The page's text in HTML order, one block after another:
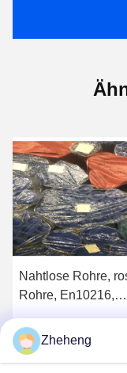
Nahtlose Rohre,
Rohre, En10216,
Sch40, Kesselrohre
Erhalten Sie
Zheheng